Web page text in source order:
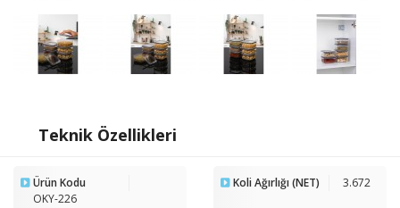
Teknik Özellikleri
Ürün Kodu
OKY-226
Koli Ağırlığı (NET) 3.672